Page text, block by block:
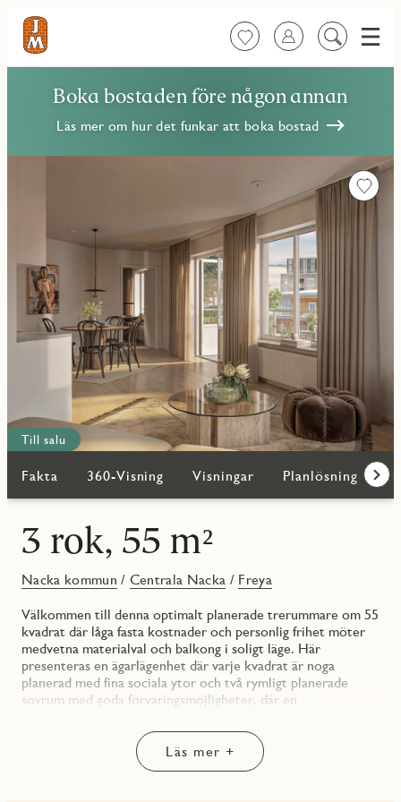
FavoriterLogga in
Sök
Meny
Boka bostaden före någon annan
Läs mer om hur det funkar att boka bostad
Till salu
Fakta 360-Visning Visningar Planlösning
3 rok, 55 m²
Nacka kommun / Centrala Nacka / Freya
Välkommen till denna optimalt planerade trerummare om 55
kvadrat där låga fasta kostnader och personlig frihet möter
medvetna materialval och balkong i soligt läge. Här
presenteras en ägarlägenhet där varje kvadrat är noga
planerad med fina sociala ytor och två rymligt planerade
sovrum med goda förvaringsmöjligheter, där en
balkong mot gården skapar ett härligt flöde genom bostaden.
Den inleds med en inbjudande hall med förvaring bakom
skjutdörrsgarderob och följs av bostadens badrum med
Läs mer +